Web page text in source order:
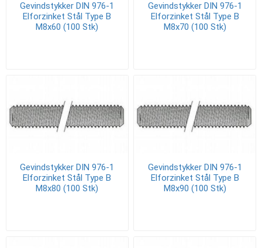
Gevindstykker DIN 976-1
Elforzinket Stål Type B
M8x60 (100 Stk)
Gevindstykker DIN 976-1
Elforzinket Stål Type B
M8x70 (100 Stk)
Gevindstykker DIN 976-1
Elforzinket Stål Type B
M8x80 (100 Stk)
Gevindstykker DIN 976-1
Elforzinket Stål Type B
M8x90 (100 Stk)